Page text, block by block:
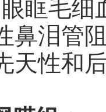
眶毛细
鼻泪管
天性和